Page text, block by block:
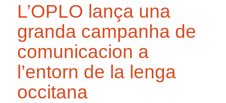
L’OPLO lança una
granda campanha de
comunicacion a
l’entorn de la lenga
occitana